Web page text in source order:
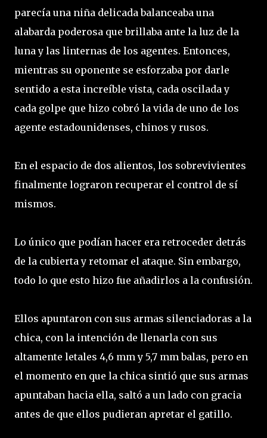
parecía una niña delicada balanceaba una
alabarda poderosa que brillaba ante la luz de la
luna y las linternas de los agentes. Entonces,
mientras su oponente se esforzaba por darle
sentido a esta increíble vista, cada oscilada y
cada golpe que hizo cobró la vida de uno de los
agente estadounidenses, chinos y rusos.
En el espacio de dos alientos, los sobrevivientes
finalmente lograron recuperar el control de sí
mismos.
Lo único que podían hacer era retroceder detrás
de la cubierta y retomar el ataque. Sin embargo,
todo lo que esto hizo fue añadirlos a la confusión.
Ellos apuntaron con sus armas silenciadoras a la
chica, con la intención de llenarla con sus
altamente letales 4,6 mm y 5,7 mm balas, pero en
el momento en que la chica sintió que sus armas
apuntaban hacia ella, saltó a un lado con gracia
antes de que ellos pudieran apretar el gatillo.